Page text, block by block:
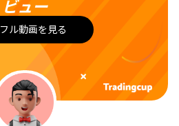
ビュー
フル動画を見る